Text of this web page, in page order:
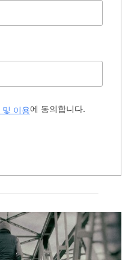
및 이용에 동의합니다.